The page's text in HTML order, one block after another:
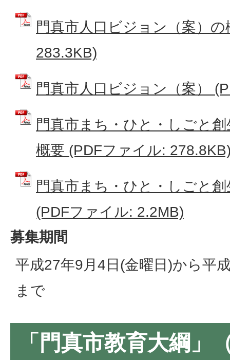
門真市人口ビジョン（案）
283.3KB)
門真市人口ビジョン（案）
門真市まち・ひと・しごと
概要 (PDFファイル:
門真市まち・ひと・しごと
(PDFファイル: 2.2MB)
募集期間
平成27年9月4日(金曜日)から平
まで
「門真市教育大綱」